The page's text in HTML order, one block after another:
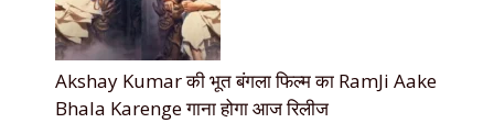
Akshay Kumar की भूत बंगला फिल्म का RamJi Aake
Bhala Karenge गाना होगा आज रिलीज